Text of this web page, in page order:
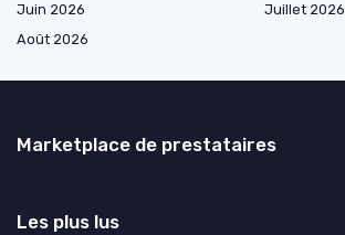
Juin 2026
Juillet 2026
Août 2026
Marketplace de prestataires
Les plus lus